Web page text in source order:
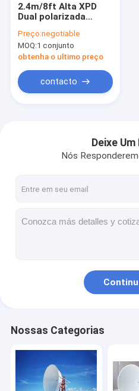
2.4m/8ft Alta XPD
Dual polarizada
parabólica 5 GHz
Preço:negotiable
MOQ:1 conjunto
obtenha o ultimo preço
contacto
Deixe
Nós
Nossas Categorias